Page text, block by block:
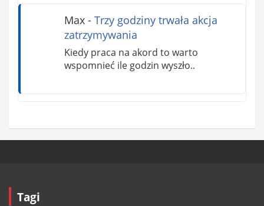
Max- Trzy godziny trwała akcja
zatrzymywania
Kiedy praca na akord to warto
wspomnieć ile godzin wyszło..
Tagi